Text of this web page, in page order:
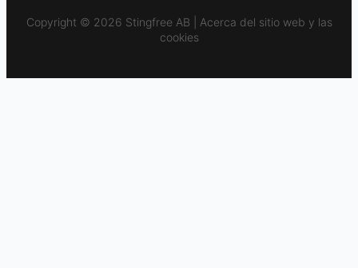
Copyright © 2026 Stingfree AB | Acerca del sitio web y las
cookies